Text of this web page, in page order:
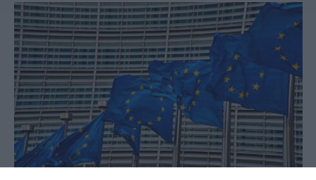
Η Ευρωπαϊκή Επιτροπή υποστηρίζει την
ανάπτυξη ενός δικτύου ΕΚΨΚ με σκοπό την
ενίσχυση των δυνατοτήτων της Ευρωπαϊκής
Ένωσης στους τομείς της υπολογιστικής
υψηλών […]